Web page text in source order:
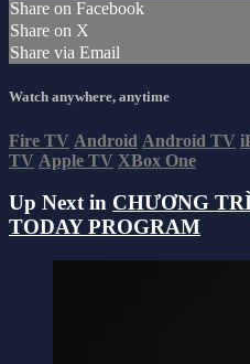
Share on Facebook
Share on X
Share via Email
Watch anywhere, anytime
Fire TV Android Android TV
TV Apple TV XBox One
Up Next in CHƯƠNG
TODAY PROGRAM